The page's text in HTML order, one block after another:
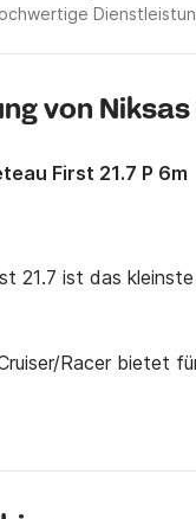
von
First 21.7 P 6m
21.7 ist das
Racer bietet
Wahl für